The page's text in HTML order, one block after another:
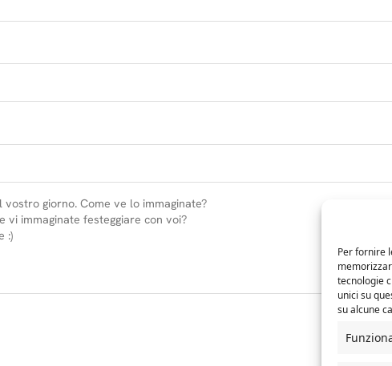
Per fornire
tecnologie
unici su
su alcune